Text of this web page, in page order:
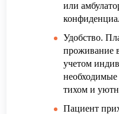
или
Удобство.
проживание
учетом
тихом и
Пациент